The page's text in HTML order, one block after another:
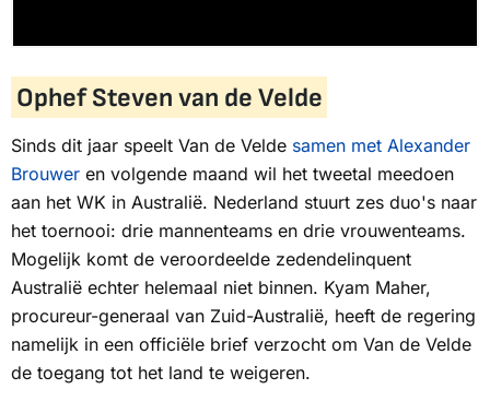
Ophef Steven van de Velde
Sinds dit jaar speelt Van de Velde samen met Alexander
Brouwer en volgende maand wil het tweetal meedoen
aan het WK in Australië. Nederland stuurt zes duo's naar
het toernooi: drie mannenteams en drie vrouwenteams.
Mogelijk komt de veroordeelde zedendelinquent
Australië echter helemaal niet binnen. Kyam Maher,
procureur-generaal van Zuid-Australië, heeft de regering
namelijk in een officiële brief verzocht om Van de Velde
de toegang tot het land te weigeren.